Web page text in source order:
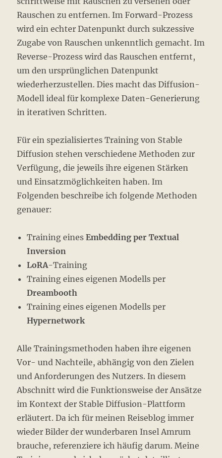
Rauschen zu entfernen. Im Forward-Prozess
wird ein echter Datenpunkt durch sukzessive
Zugabe von Rauschen unkenntlich gemacht. Im
Reverse-Prozess wird das Rauschen entfernt,
um den ursprünglichen Datenpunkt
wiederherzustellen. Dies macht das Diffusion-
Modell ideal für komplexe Daten-Generierung
in iterativen Schritten.
Für ein spezialisiertes Training von Stable
Diffusion stehen verschiedene Methoden zur
Verfügung, die jeweils ihre eigenen Stärken
und Einsatzmöglichkeiten haben. Im
Folgenden beschreibe ich folgende Methoden
genauer:
Training einesEmbedding per Textual
Inversion
LoRA-Training
Training eines eigenen Modells per
Dreambooth
Training eines eigenen Modells per
Hypernetwork
Alle Trainingsmethoden haben ihre eigenen
Vor- und Nachteile, abhängig von den Zielen
und Anforderungen des Nutzers. In diesem
Abschnitt wird die Funktionsweise der Ansätze
im Kontext der Stable Diffusion-Plattform
erläutert. Da ich für meinen Reiseblog immer
wieder Bilder der wunderbaren Insel Amrum
brauche, referenziere ich häufig darum. Meine